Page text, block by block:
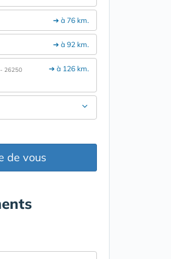
➔ à 76 km.
➔ à 92 km.
➔ à 126 km.
- 26250
de vous